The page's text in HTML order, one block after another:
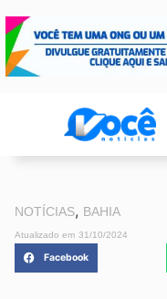
NOTÍCIAS, BAHIA
Atualizado em 31/10/2024
Facebook